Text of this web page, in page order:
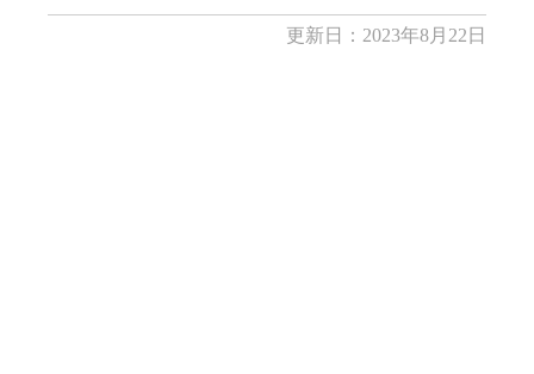
更新日：2023年8月22日